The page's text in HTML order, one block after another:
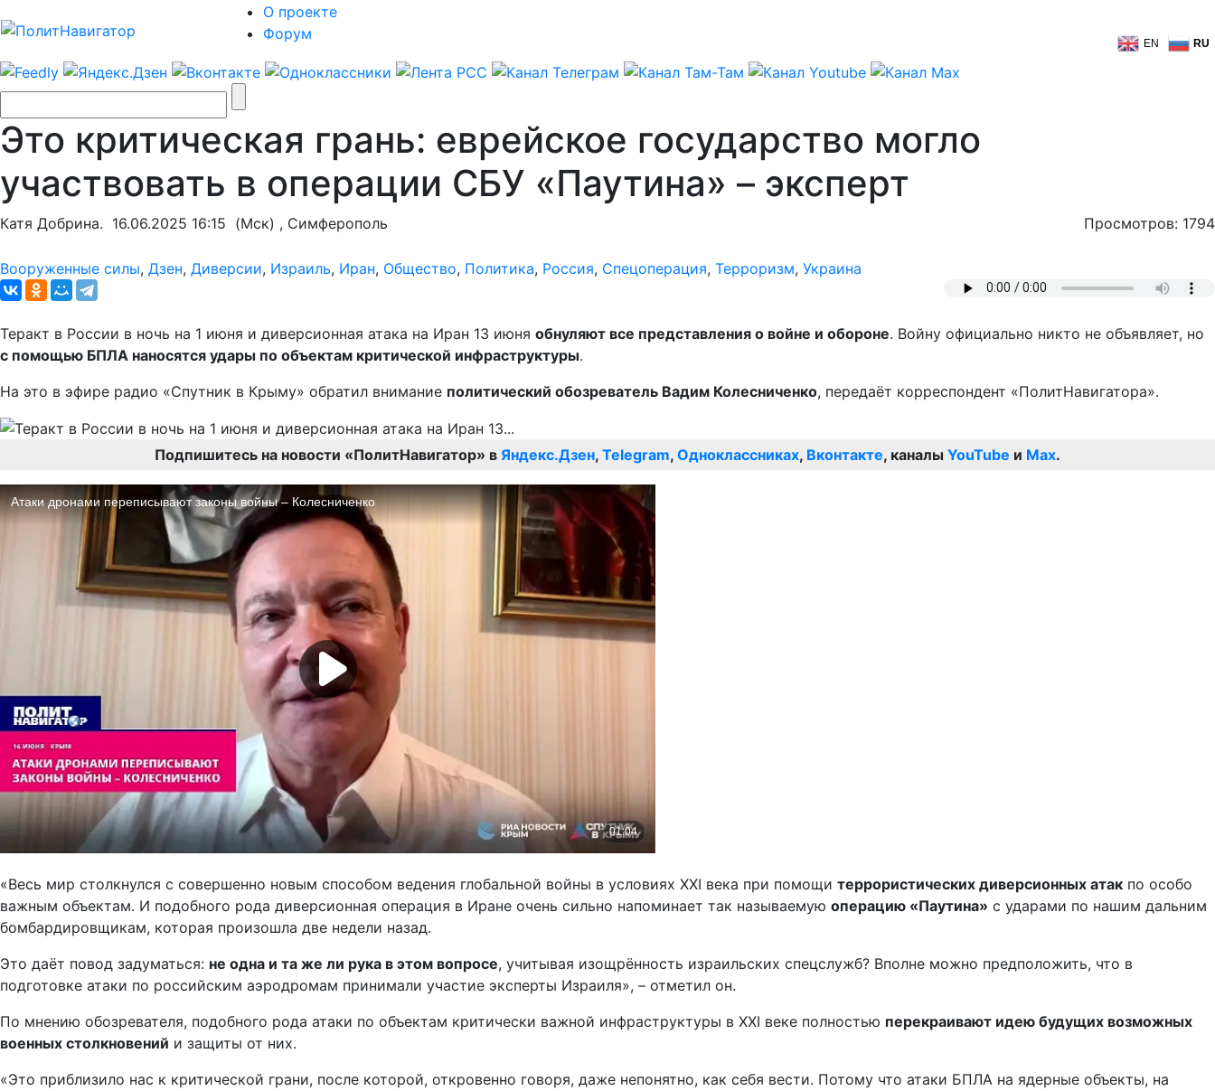
О проекте
Форум
EN RU
Это критическая грань: еврейское государство могло
участвовать в операции СБУ «Паутина» – эксперт
Катя Добрина. 16.06.2025 16:15 (Мск) , Симферополь Просмотров: 1794
Вооруженные силы, Дзен, Диверсии, Израиль, Иран, Общество, Политика, Россия, Спецоперация, Терроризм, Украина
Теракт в России в ночь на 1 июня и диверсионная атака на Иран 13 июня обнуляют все представления о войне и обороне. Войну официально никто не объявляет, но
с помощью БПЛА наносятся удары по объектам критической инфраструктуры.
На это в эфире радио «Спутник в Крыму» обратил внимание политический обозреватель Вадим Колесниченко, передаёт корреспондент «ПолитНавигатора».
Подпишитесь на новости «ПолитНавигатор» в Яндекс.Дзен, Telegram, Одноклассниках, Вконтакте, каналы YouTube и Max.
«Весь мир столкнулся с совершенно новым способом ведения глобальной войны в условиях XXI века при помощи террористических диверсионных атак по особо
важным объектам. И подобного рода диверсионная операция в Иране очень сильно напоминает так называемую операцию «Паутина» с ударами по нашим дальним
бомбардировщикам, которая произошла две недели назад.
Это даёт повод задуматься: не одна и та же ли рука в этом вопросе, учитывая изощрённость израильских спецслужб? Вполне можно предположить, что в
подготовке атаки по российским аэродромам принимали участие эксперты Израиля», – отметил он.
По мнению обозревателя, подобного рода атаки по объектам критически важной инфраструктуры в XXI веке полностью перекраивают идею будущих возможных
военных столкновений и защиты от них.
«Это приблизило нас к критической грани, после которой, откровенно говоря, даже непонятно, как себя вести. Потому что атаки БПЛА на ядерные объекты, на